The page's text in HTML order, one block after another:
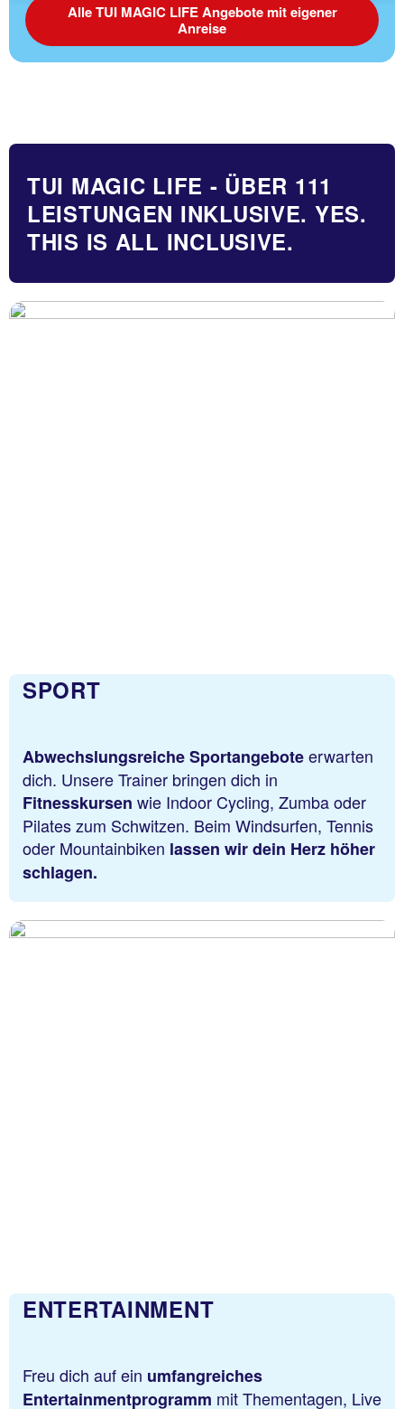
Alle TUI MAGIC LIFE Angebote mit eigener
Anreise
TUI MAGIC LIFE - ÜBER 111
LEISTUNGEN INKLUSIVE. YES.
THIS IS ALL INCLUSIVE.
SPORT
Abwechslungsreiche Sportangeboteerwarten
dich. Unsere Trainer bringen dich in
Fitnesskursen wie Indoor Cycling, Zumba oder
Pilates zum Schwitzen. Beim Windsurfen, Tennis
oder Mountainbiken lassen wir dein Herz höher
schlagen.
ENTERTAINMENT
Freu dich auf ein umfangreiches
Entertainmentprogramm mit Thementagen, Live